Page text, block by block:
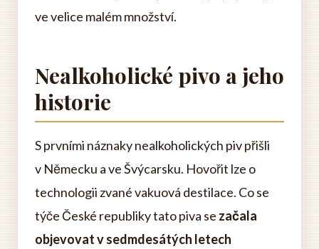
ve velice malém množství.
Nealkoholické pivo a jeho
historie
S prvními náznaky nealkoholických piv přišli
v Německu a ve Švýcarsku. Hovořit lze o
technologii zvané vakuová destilace. Co se
týče České republiky tato piva se začala
objevovat v sedmdesátých letech